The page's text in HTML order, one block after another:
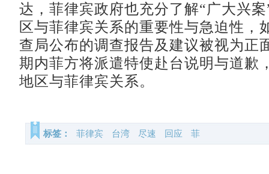
达，菲律宾政府也充分了解“广大兴
区与菲律宾关系的重要性与急迫性，
查局公布的调查报告及建议被视为正
期内菲方将派遣特使赴台说明与道歉
地区与菲律宾关系。
标签： 菲律宾 台湾 尽速 回应 菲